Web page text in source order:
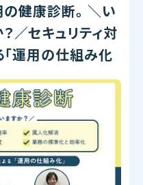
健康診断。 ＼い
／セキュリティ対
「運用の仕組み化